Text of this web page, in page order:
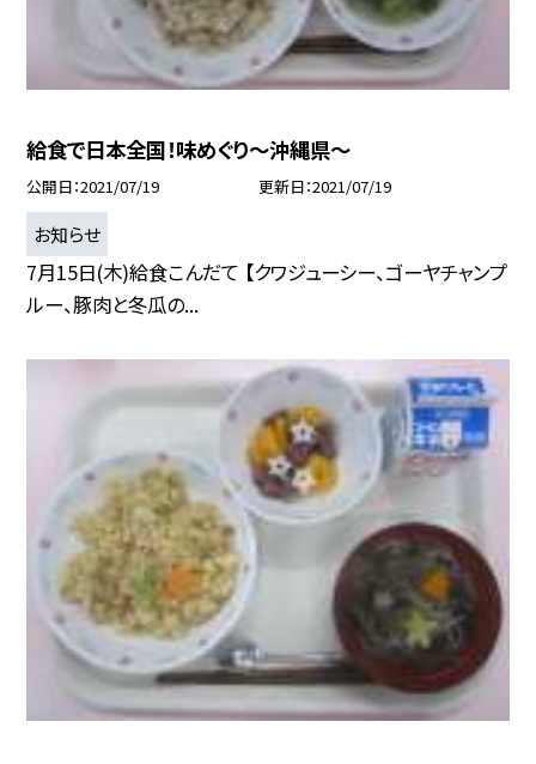
給食で日本全国！味めぐり〜沖縄県〜
公開日 2021/07/19 更新日 2021/07/19
お知らせ
7月15日(木)給食こんだて 【クワジューシー、ゴーヤチャンプ
ルー、豚肉と冬瓜の...